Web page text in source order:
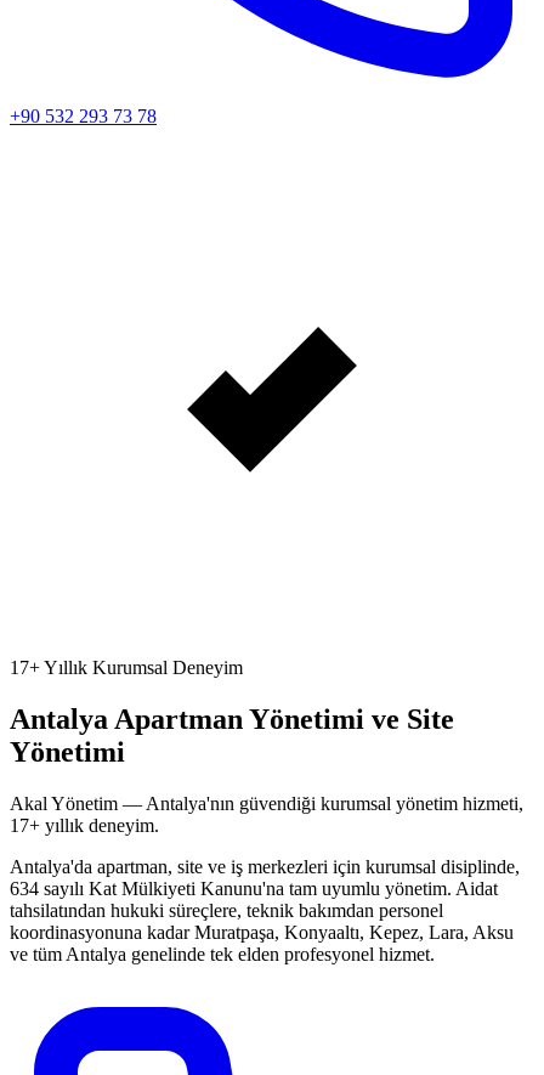
+90 532 293 73 78
17+ Yıllık Kurumsal Deneyim
Antalya Apartman Yönetimi ve Site
Yönetimi
Akal Yönetim — Antalya'nın güvendiği kurumsal yönetim hizmeti,
17+ yıllık deneyim.
Antalya'da apartman, site ve iş merkezleri için kurumsal disiplinde,
634 sayılı Kat Mülkiyeti Kanunu'na tam uyumlu yönetim. Aidat
tahsilatından hukuki süreçlere, teknik bakımdan personel
koordinasyonuna kadar Muratpaşa, Konyaaltı, Kepez, Lara, Aksu
ve tüm Antalya genelinde tek elden profesyonel hizmet.